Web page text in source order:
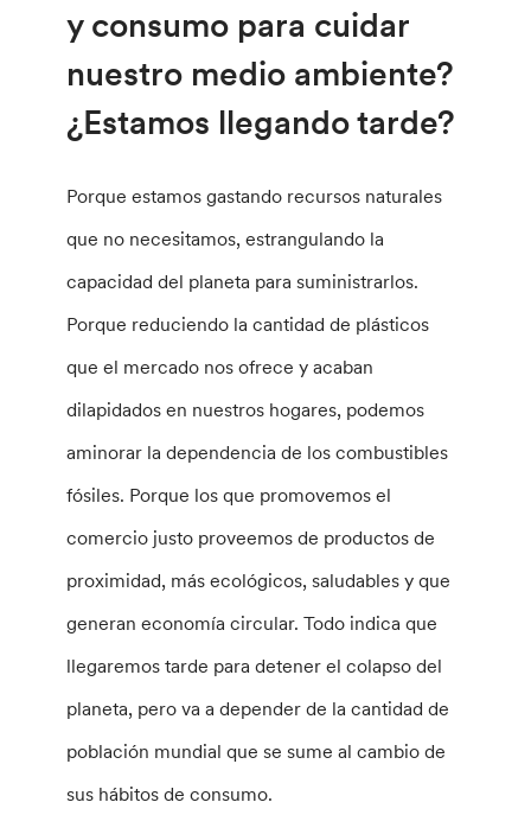
y consumo para cuidar
nuestro medio ambiente?
¿Estamos llegando tarde?
Porque estamos gastando recursos naturales
que no necesitamos, estrangulando la
capacidad del planeta para suministrarlos.
Porque reduciendo la cantidad de plásticos
que el mercado nos ofrece y acaban
dilapidados en nuestros hogares, podemos
aminorar la dependencia de los combustibles
fósiles. Porque los que promovemos el
comercio justo proveemos de productos de
proximidad, más ecológicos, saludables y que
generan economía circular. Todo indica que
llegaremos tarde para detener el colapso del
planeta, pero va a depender de la cantidad de
población mundial que se sume al cambio de
sus hábitos de consumo.